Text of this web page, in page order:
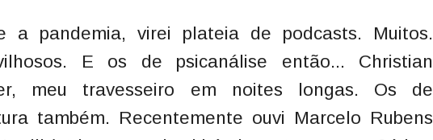
a pandemia, virei plateia de podcasts. Muitos.
E os de psicanálise então... Christian
meu travesseiro em noites longas. Os de
também. Recentemente ouvi Marcelo Rubens